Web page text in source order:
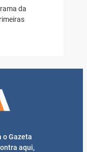
da
o Gazeta
aqui,